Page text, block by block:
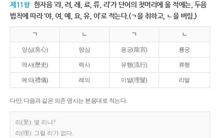
제11항 한자음 ‘랴, 려, 례, 료, 류, 리’가 단어의 첫머리에 올 적에는, 두음
법칙에 따라 ‘야, 여, 예, 요, 유, 이’로 적는다.(ㄱ을 취하고, ㄴ을 버림.)
ㄱ ㄴ ㄱ ㄴ
양심(良心) 량심 용궁(龍宮) 룡궁
역사(歷史) 력사 유행(流行) 류행
예의(禮儀) 례의 이발(理髮) 리발
다만, 다음과 같은 의존 명사는 본음대로 적는다.
리(里): 몇 리냐?
리(理): 그럴 리가 없다.